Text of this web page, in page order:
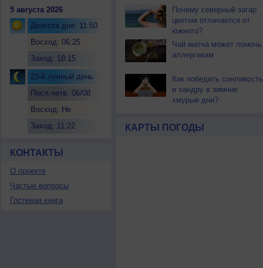
5 августа 2026
Долгота дня: 11:50
Восход: 06:25
Заход: 18:15
23-й лунный день
Посл.четв. 06/08
Восход: Не
Заход: 11:22
КОНТАКТЫ
О проекте
Частые вопросы
Гостевая книга
Почему северный загар
цветом отличается от
южного?
Чай матча может помочь
аллергикам
Как победить сонливость
и хандру в зимние
хмурые дни?
КАРТЫ ПОГОДЫ